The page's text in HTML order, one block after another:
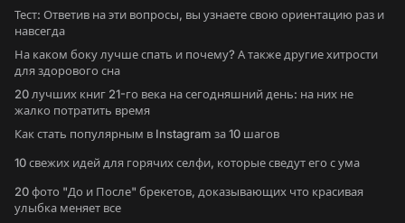
Тест: Ответив на эти вопросы, вы узнаете свою ориентацию раз и
навсегда
На каком боку лучше спать и почему? А также другие хитрости
для здорового сна
20 лучших книг 21-го века на сегодняшний день: на них не
жалко потратить время
Как стать популярным в Instagram за 10 шагов
10 свежих идей для горячих селфи, которые сведут его с ума
20 фото "До и После" брекетов, доказывающих что красивая
улыбка меняет все